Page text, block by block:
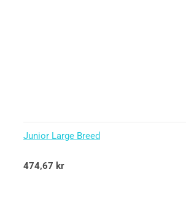
Junior Large Breed
Betygsatt
5.00
474,67 kr